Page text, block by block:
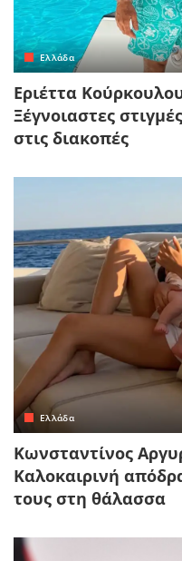
Ελλάδα
Εριέττα
Ξέγνοιαστες
στις διακοπές
Ελλάδα
Κωνσταντίνος
Καλοκαιρινή
τους στη θάλασσα